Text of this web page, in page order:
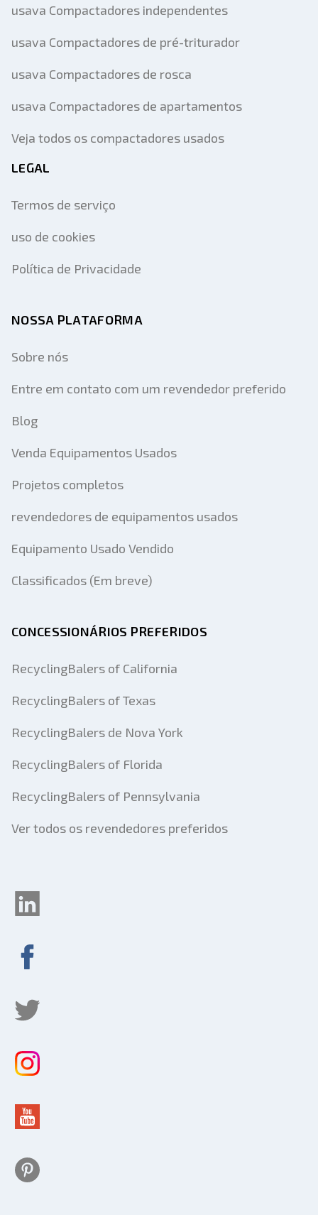
usava Compactadores independentes
usava Compactadores de pré-triturador
usava Compactadores de rosca
usava Compactadores de apartamentos
Veja todos os compactadores usados
LEGAL
Termos de serviço
uso de cookies
Política de Privacidade
NOSSA PLATAFORMA
Sobre nós
Entre em contato com um revendedor preferido
Blog
Venda Equipamentos Usados
Projetos completos
revendedores de equipamentos usados
Equipamento Usado Vendido
Classificados (Em breve)
CONCESSIONÁRIOS PREFERIDOS
RecyclingBalers of California
RecyclingBalers of Texas
RecyclingBalers de Nova York
RecyclingBalers of Florida
RecyclingBalers of Pennsylvania
Ver todos os revendedores preferidos